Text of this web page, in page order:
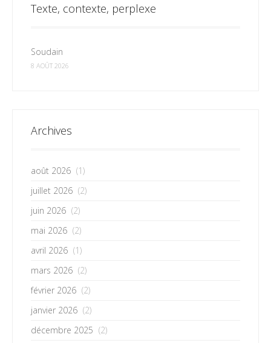
Texte, contexte, perplexe
Soudain
8 AOÛT 2026
Archives
août 2026 (1)
juillet 2026 (2)
juin 2026 (2)
mai 2026 (2)
avril 2026 (1)
mars 2026 (2)
février 2026 (2)
janvier 2026 (2)
décembre 2025 (2)